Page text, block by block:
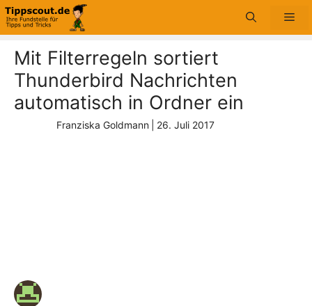
Zum
Inhalt
Mit Filterregeln sortiert
Thunderbird Nachrichten
automatisch in Ordner ein
Franziska Goldmann 26. Juli 2017